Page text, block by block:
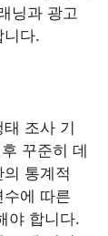
닝과 광고
니다.
조사 기
꾸준히 데
통계적
에 따른
야 합니다.